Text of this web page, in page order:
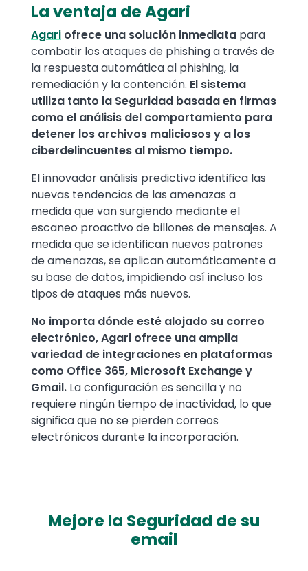
La ventaja de Agari
Agari ofrece una solución inmediata para
combatir los ataques de phishing a través de
la respuesta automática al phishing, la
remediación y la contención. El sistema
utiliza tanto la Seguridad basada en firmas
como el análisis del comportamiento para
detener los archivos maliciosos y a los
ciberdelincuentes al mismo tiempo.
El innovador análisis predictivo identifica las
nuevas tendencias de las amenazas a
medida que van surgiendo mediante el
escaneo proactivo de billones de mensajes. A
medida que se identifican nuevos patrones
de amenazas, se aplican automáticamente a
su base de datos, impidiendo así incluso los
tipos de ataques más nuevos.
No importa dónde esté alojado su correo
electrónico, Agari ofrece una amplia
variedad de integraciones en plataformas
como Office 365, Microsoft Exchange y
Gmail. La configuración es sencilla y no
requiere ningún tiempo de inactividad, lo que
significa que no se pierden correos
electrónicos durante la incorporación.
Mejore la Seguridad de su
email